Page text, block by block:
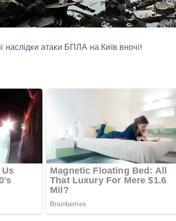
атаки БПЛА на Київ вночі!